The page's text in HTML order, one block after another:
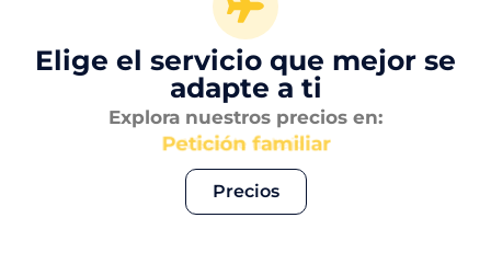
Elige el servicio que mejor se
adapte a ti
Explora nuestros precios en:
Petición familiar
Precios